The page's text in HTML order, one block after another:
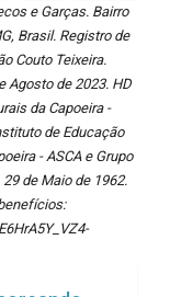
e Garças. Bairro
Brasil. Registro de
Couto Teixeira.
Agosto de 2023. HD
da Capoeira -
de Educação
- ASCA e Grupo
de Maio de 1962.